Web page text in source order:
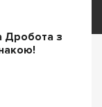
Дробота з